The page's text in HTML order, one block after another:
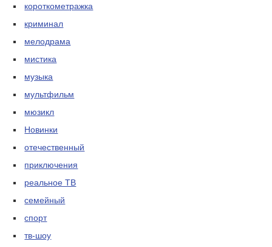
короткометражка
криминал
мелодрама
мистика
музыка
мультфильм
мюзикл
Новинки
отечественный
приключения
реальное ТВ
семейный
спорт
тв-шоу